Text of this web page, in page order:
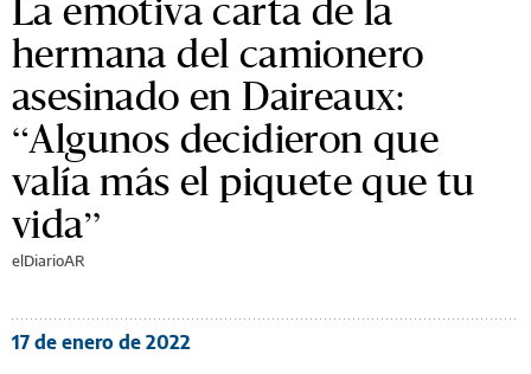
hermana del camionero
asesinado en Daireaux:
“Algunos decidieron que
valía más el piquete que tu
vida”
elDiarioAR
17 de enero de 2022